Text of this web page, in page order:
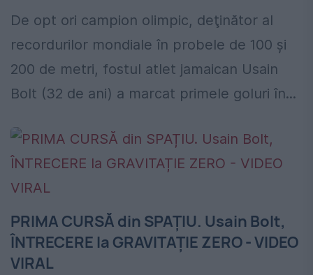
De opt ori campion olimpic, deţinător al
recordurilor mondiale în probele de 100 şi
200 de metri, fostul atlet jamaican Usain
Bolt (32 de ani) a marcat primele goluri în...
PRIMA CURSĂ din SPAȚIU. Usain Bolt,
ÎNTRECERE la GRAVITAȚIE ZERO - VIDEO
VIRAL